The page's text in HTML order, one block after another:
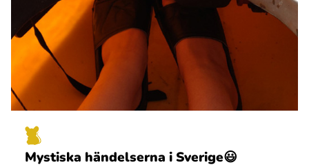
Mystiska händelserna i Sverige😃